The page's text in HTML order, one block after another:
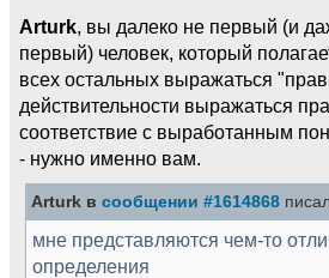
Arturk, вы далеко не первый (и
первый) человек, который
всех остальных выражаться
действительности выражаться
соответствие с выработанным
- нужно именно вам.
Arturk в сообщении #1614868
мне представляются чем-то
определения